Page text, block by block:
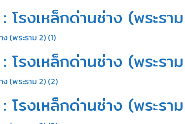
โรงเหล็กด่านช่าง (พระรา
โรงเหล็กด่านช่าง (พระรา
โรงเหล็กด่านช่าง (พระรา